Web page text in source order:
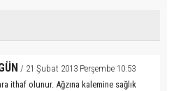
/ 21 Şubat 2013 Perşembe 10:53
ithaf olunur. Ağzına kalemine sağlık